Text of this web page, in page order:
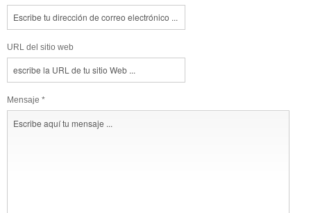
URL del sitio web
Mensaje *